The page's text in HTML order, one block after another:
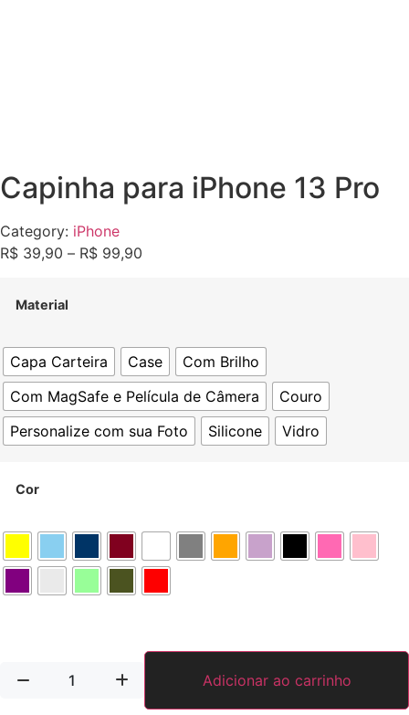
Capinha para iPhone 13 Pro
Category: iPhone
R$ 39,90 – R$ 99,90
Material
Capa Carteira Case
Com Brilho
Com MagSafe e Película de Câmera
Couro
Personalize com sua Foto
Silicone Vidro
Cor
Adicionar ao carrinho